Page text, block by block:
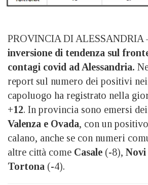
PROVINCIA DI ALESSANDRIA
inversione di tendenza sul
contagi covid ad Alessandria.
report sul numero dei positivi
capoluogo ha registrato nella
+12. In provincia sono emersi dei
Valenza e Ovada, con un
calano, anche se con numeri
altre città come Casale (-8), Novi
Tortona (-4).